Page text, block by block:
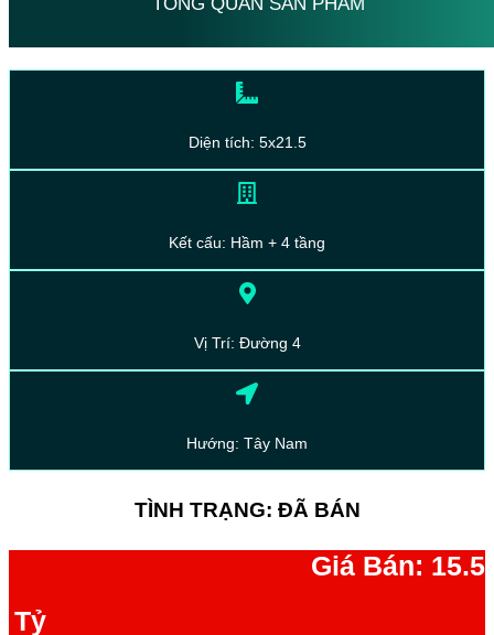
Diện tích: 5x21.5
Kết cấu: Hầm + 4 tầng
Vị Trí: Đường 4
Hướng: Tây Nam
TÌNH TRẠNG: ĐÃ BÁN
Giá Bán: 15.5
Tỷ